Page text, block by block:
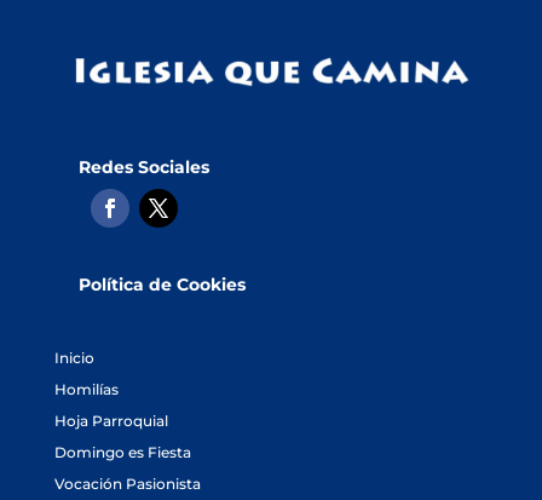
Redes Sociales
Política de Cookies
Inicio
Homilías
Hoja Parroquial
Domingo es Fiesta
Vocación Pasionista